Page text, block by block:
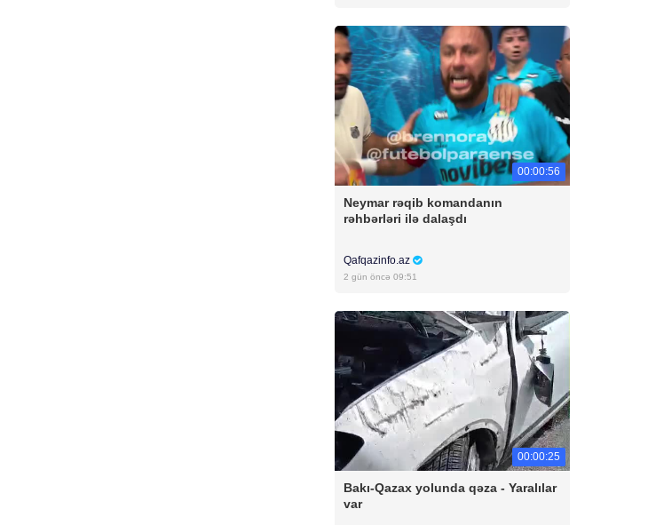
00:00:56
Neymar rəqib komandanın
rəhbərləri ilə dalaşdı
Qafqazinfo.az
2 gün öncə 09:51
00:00:25
Bakı-Qazax yolunda qəza - Yaralılar
var